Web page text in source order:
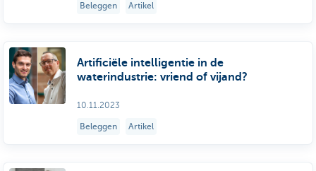
Beleggen Artikel
Artificiële intelligentie in de
waterindustrie: vriend of vijand?
10.11.2023
Beleggen Artikel